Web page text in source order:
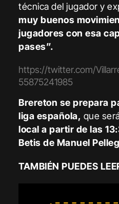
técnica del jugador y
muy buenos
jugadores con esa
pases”.
https://twitter.com/
55875241985
Brereton se prepara
liga española, que
local a partir de las
Betis de Manuel
TAMBIÉN PUEDES